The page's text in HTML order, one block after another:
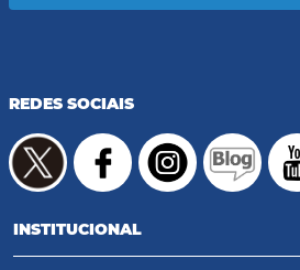
REDES SOCIAIS
INSTITUCIONAL